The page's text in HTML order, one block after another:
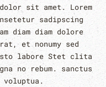
sit amet. Lorem
sadipscing
diam diam dolore
et nonumy sed
labore Stet clita
no rebum. sanctus
voluptua.